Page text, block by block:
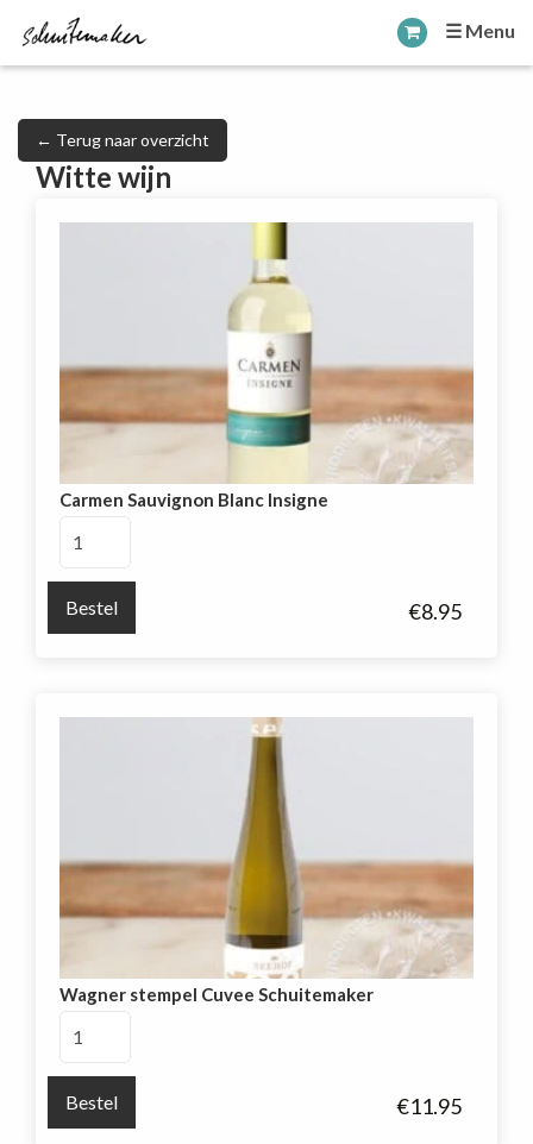
☰ Menu
← Terug naar overzicht
Witte wijn
Carmen Sauvignon Blanc Insigne
€8.95
Insigne
Bestel
Wagner stempel Cuvee Schuitemaker
€11.95
Schuitemaker
Bestel